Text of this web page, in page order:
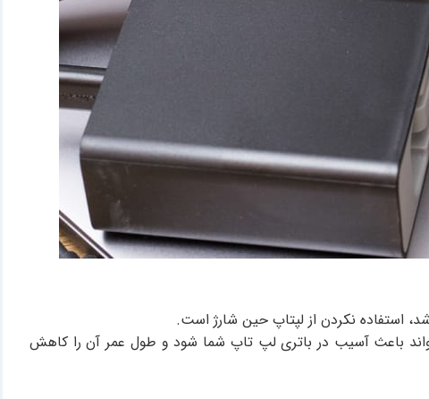
استفاده نکردن از لپتاپ حین شارژ است.
باعث آسیب در باتری لپ تاپ شما شود و طول عمر آن را کاهش